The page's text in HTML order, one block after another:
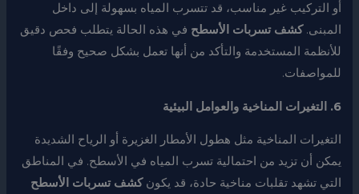
أو التركيب غير مناسب، قد تتسرب المياه بسهولة إلى داخل
المبنى.كشف تسربات الأسطح في هذه الحالة يتطلب فحص دقيق
للأنظمة المستخدمة والتأكد من أنها تعمل بشكل صحيح وفقًا
للمواصفات.
6. التغيرات المناخية والعوامل البيئية
التغيرات المناخية مثل هطول الأمطار الغزيرة أو الرياح الشديدة
يمكن أن تزيد من احتمالية تسرب المياه في الأسطح. في المناطق
التي تشهد تقلبات مناخية حادة، قد يكونكشف تسربات الأسطح